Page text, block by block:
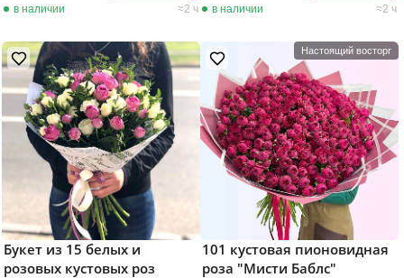
в наличии 2 ч в наличии 2 ч
Букет из 15 белых и
розовых кустовых роз
Настоящий восторг
101 кустовая пионовидная
роза "Мисти Баблс"